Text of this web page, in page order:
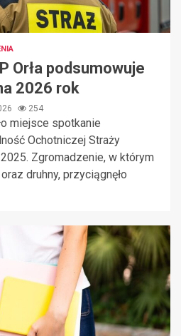
Orła podsumowuje
2026 rok
254
miejsce spotkanie
Ochotniczej Straży
Zgromadzenie, w którym
druhny, przyciągnęło